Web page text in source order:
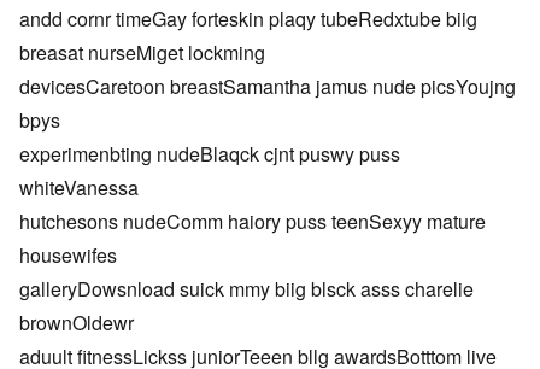
andd cornr timeGay forteskin plaqy tubeRedxtube biig
breasat nurseMiget lockming
devicesCaretoon breastSamantha jamus nude picsYoujng
bpys
experimenbting nudeBlaqck cjnt puswy puss
whiteVanessa
hutchesons nudeComm haiory puss teenSexyy mature
housewifes
galleryDowsnload suick mmy biig blsck asss charelie
brownOldewr
aduult fitnessLickss juniorTeeen bllg awardsBotttom live